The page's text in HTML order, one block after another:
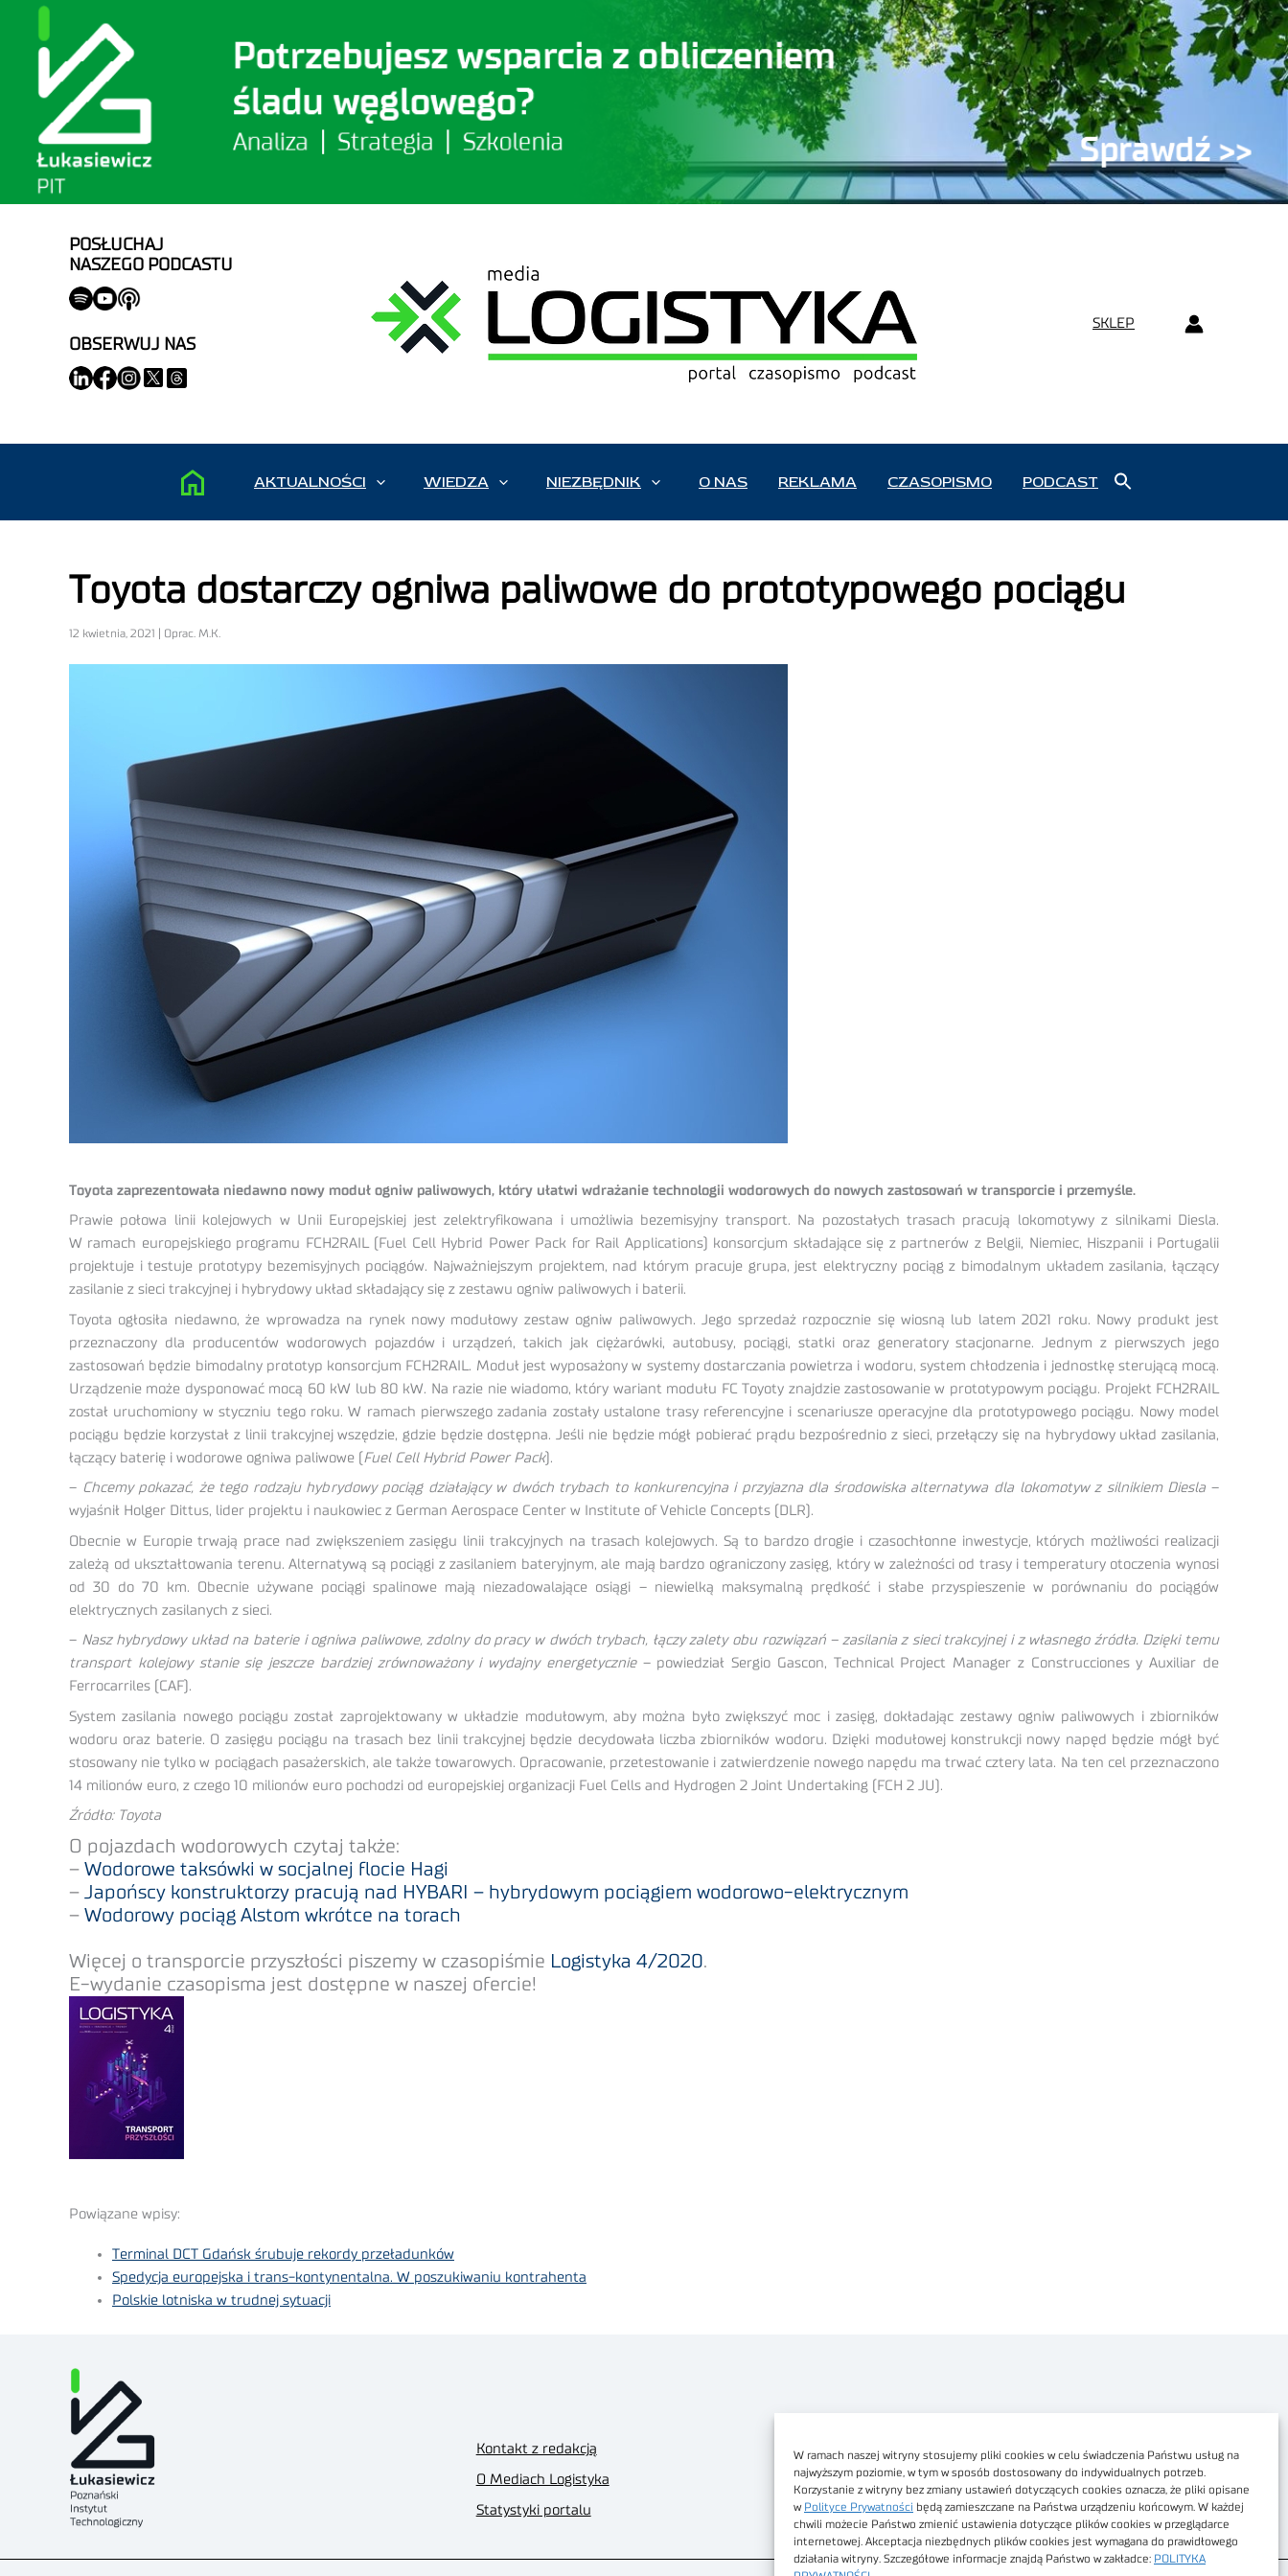
W ramach naszej witryny stosujemy pliki cookies w celu świadczenia Państwu usług na
najwyższym poziomie, w tym w sposób dostosowany do indywidualnych potrzeb.
Korzystanie z witryny bez zmiany ustawień dotyczących cookies oznacza, że pliki opisane
w Polityce Prywatności będą zamieszczane na Państwa urządzeniu końcowym. W każdej
chwili możecie Państwo zmienić ustawienia dotyczące plików cookies w przeglądarce
internetowej. Akceptacja niezbędnych plików cookies jest wymagana do prawidłowego
działania witryny. Szczegółowe informacje znajdą Państwo w zakładce: POLITYKA
POSŁUCHAJ
NASZEGO PODCASTU
OBSERWUJ NAS
SKLEP
AKTUALNOŚCI WIEDZA NIEZBĘDNIK O NAS REKLAMA CZASOPISMO PODCAST
Toyota dostarczy ogniwa paliwowe do prototypowego pociągu
12 kwietnia, 2021 | Oprac. M.K.
Toyota zaprezentowała niedawno nowy moduł ogniw paliwowych, który ułatwi wdrażanie technologii wodorowych do nowych zastosowań w transporcie i przemyśle.
Prawie połowa linii kolejowych w Unii Europejskiej jest zelektryfikowana i umożliwia bezemisyjny transport. Na pozostałych trasach pracują lokomotywy z silnikami Diesla.
W ramach europejskiego programu FCH2RAIL (Fuel Cell Hybrid Power Pack for Rail Applications) konsorcjum składające się z partnerów z Belgii, Niemiec, Hiszpanii i Portugalii
projektuje i testuje prototypy bezemisyjnych pociągów. Najważniejszym projektem, nad którym pracuje grupa, jest elektryczny pociąg z bimodalnym układem zasilania, łączący
zasilanie z sieci trakcyjnej i hybrydowy układ składający się z zestawu ogniw paliwowych i baterii.
Toyota ogłosiła niedawno, że wprowadza na rynek nowy modułowy zestaw ogniw paliwowych. Jego sprzedaż rozpocznie się wiosną lub latem 2021 roku. Nowy produkt jest
przeznaczony dla producentów wodorowych pojazdów i urządzeń, takich jak ciężarówki, autobusy, pociągi, statki oraz generatory stacjonarne. Jednym z pierwszych jego
zastosowań będzie bimodalny prototyp konsorcjum FCH2RAIL. Moduł jest wyposażony w systemy dostarczania powietrza i wodoru, system chłodzenia i jednostkę sterującą mocą.
Urządzenie może dysponować mocą 60 kW lub 80 kW. Na razie nie wiadomo, który wariant modułu FC Toyoty znajdzie zastosowanie w prototypowym pociągu. Projekt FCH2RAIL
został uruchomiony w styczniu tego roku. W ramach pierwszego zadania zostały ustalone trasy referencyjne i scenariusze operacyjne dla prototypowego pociągu. Nowy model
pociągu będzie korzystał z linii trakcyjnej wszędzie, gdzie będzie dostępna. Jeśli nie będzie mógł pobierać prądu bezpośrednio z sieci, przełączy się na hybrydowy układ zasilania,
łączący baterię i wodorowe ogniwa paliwowe (
Fuel Cell Hybrid Power Pack).
– Chcemy pokazać, że tego rodzaju hybrydowy pociąg działający w dwóch trybach to konkurencyjna i przyjazna dla środowiska alternatywa dla lokomotyw z silnikiem Diesla –
wyjaśnił Holger Dittus, lider projektu i naukowiec z German Aerospace Center w Institute of Vehicle Concepts (DLR).
Obecnie w Europie trwają prace nad zwiększeniem zasięgu linii trakcyjnych na trasach kolejowych. Są to bardzo drogie i czasochłonne inwestycje, których możliwości realizacji
zależą od ukształtowania terenu. Alternatywą są pociągi z zasilaniem bateryjnym, ale mają bardzo ograniczony zasięg, który w zależności od trasy i temperatury otoczenia wynosi
od 30 do 70 km. Obecnie używane pociągi spalinowe mają niezadowalające osiągi – niewielką maksymalną prędkość i słabe przyspieszenie w porównaniu do pociągów
elektrycznych zasilanych z sieci.
– Nasz hybrydowy układ na baterie i ogniwa paliwowe, zdolny do pracy w dwóch trybach, łączy zalety obu rozwiązań – zasilania z sieci trakcyjnej i z własnego źródła. Dzięki temu
transport kolejowy stanie się jeszcze bardziej zrównoważony i wydajny energetycznie– powiedział Sergio Gascon, Technical Project Manager z Construcciones y Auxiliar de
Ferrocarriles (CAF).
System zasilania nowego pociągu został zaprojektowany w układzie modułowym, aby można było zwiększyć moc i zasięg, dokładając zestawy ogniw paliwowych i zbiorników
wodoru oraz baterie. O zasięgu pociągu na trasach bez linii trakcyjnej będzie decydowała liczba zbiorników wodoru. Dzięki modułowej konstrukcji nowy napęd będzie mógł być
stosowany nie tylko w pociągach pasażerskich, ale także towarowych. Opracowanie, przetestowanie i zatwierdzenie nowego napędu ma trwać cztery lata. Na ten cel przeznaczono
14 milionów euro, z czego 10 milionów euro pochodzi od europejskiej organizacji Fuel Cells and Hydrogen 2 Joint Undertaking (FCH 2 JU).
Źródło: Toyota
O pojazdach wodorowych czytaj także:
– Wodorowe taksówki w socjalnej flocie Hagi
– Japońscy konstruktorzy pracują nad HYBARI – hybrydowym pociągiem wodorowo-elektrycznym
– Wodorowy pociąg Alstom wkrótce na torach
Więcej o transporcie przyszłości piszemy w czasopiśmie Logistyka 4/2020.
E-wydanie czasopisma jest dostępne w naszej ofercie!
Powiązane wpisy:
Terminal DCT Gdańsk śrubuje rekordy przeładunków
Spedycja europejska i trans-kontynentalna. W poszukiwaniu kontrahenta
Polskie lotniska w trudnej sytuacji
Kontakt z redakcją
O Mediach Logistyka
Statystyki portalu
Dostępność cyfrowa
Regulamin Portalu
Regulamin sklepu